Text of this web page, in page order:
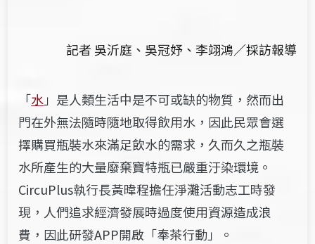
記者 吳沂庭、吳冠妤、李翊鴻／採訪報導
「水」是人類生活中是不可或缺的物質，然而出
門在外無法隨時隨地取得飲用水，因此民眾會選
擇購買瓶裝水來滿足飲水的需求，久而久之瓶裝
水所產生的大量廢棄寶特瓶已嚴重汙染環境。
CircuPlus執行長黃暐程擔任淨灘活動志工時發
現，人們追求經濟發展時過度使用資源造成浪
費，因此研發APP開啟「奉茶行動」。